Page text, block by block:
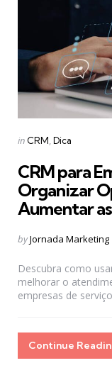
Categories
Posted
in CRM Dica
CRM para
Organizar
Aumentar
Posted
byJornada Marketing
Descubra como
melhorar o
empresas de
Continue